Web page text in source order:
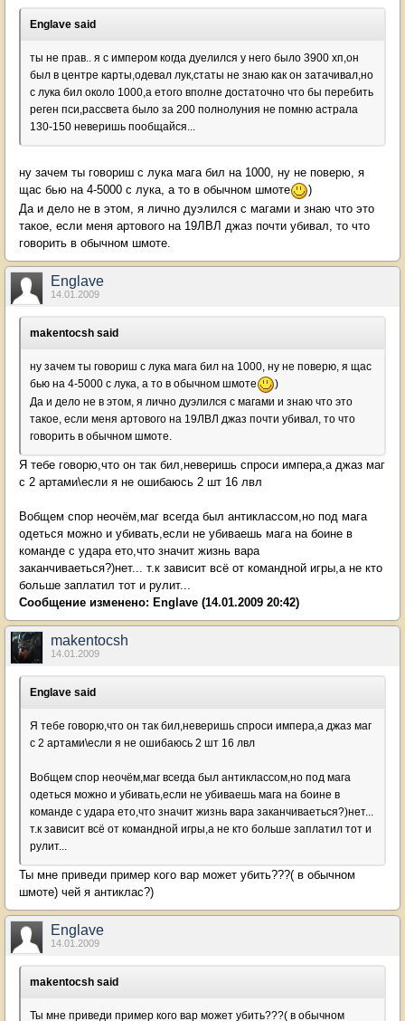
Englave said
ты не прав.. я с импером когда дуелился у него было 3900 хп,он
был в центре карты,одевал лук,статы не знаю как он затачивал,но
с лука бил около 1000,а етого вполне достаточно что бы перебить
реген пси,рассвета было за 200 полнолуния не помню астрала
130-150 неверишь пообщайся...
ну зачем ты говориш с лука мага бил на 1000, ну не поверю, я
щас бью на 4-5000 с лука, а то в обычном шмоте
)
Да и дело не в этом, я лично дуэлился с магами и знаю что это
такое, если меня артового на 19ЛВЛ джаз почти убивал, то что
говорить в обычном шмоте.
Englave
14.01.2009
makentocsh said
ну зачем ты говориш с лука мага бил на 1000, ну не поверю, я щас
бью на 4-5000 с лука, а то в обычном шмоте
)
Да и дело не в этом, я лично дуэлился с магами и знаю что это
такое, если меня артового на 19ЛВЛ джаз почти убивал, то что
говорить в обычном шмоте.
Я тебе говорю,что он так бил,неверишь спроси импера,а джаз маг
с 2 артами\если я не ошибаюсь 2 шт 16 лвл
Вобщем спор неочём,маг всегда был антиклассом,но под мага
одеться можно и убивать,если не убиваешь мага на боине в
команде с удара ето,что значит жизнь вара
заканчиваеться?)нет... т.к зависит всё от командной игры,а не кто
больше заплатил тот и рулит...
Сообщение изменено: Englave (14.01.2009 20:42)
makentocsh
14.01.2009
Englave said
Я тебе говорю,что он так бил,неверишь спроси импера,а джаз маг
с 2 артами\если я не ошибаюсь 2 шт 16 лвл
Вобщем спор неочём,маг всегда был антиклассом,но под мага
одеться можно и убивать,если не убиваешь мага на боине в
команде с удара ето,что значит жизнь вара заканчиваеться?)нет...
т.к зависит всё от командной игры,а не кто больше заплатил тот и
рулит...
Ты мне приведи пример кого вар может убить???( в обычном
шмоте) чей я антиклас?)
Englave
14.01.2009
makentocsh said
Ты мне приведи пример кого вар может убить???( в обычном